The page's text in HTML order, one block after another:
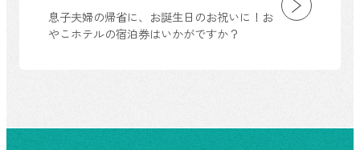
息子夫婦の帰省に、お誕生日のお祝いに！お
やこホテルの宿泊券はいかがですか？